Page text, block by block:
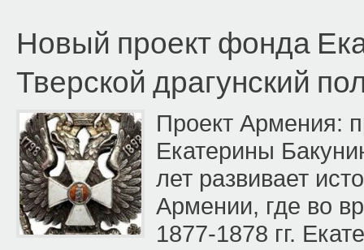
Новый проект фонда
Тверской драгунский
Проект Армения:
Екатерины
лет развивает
Армении, где во
1877-1878 гг.